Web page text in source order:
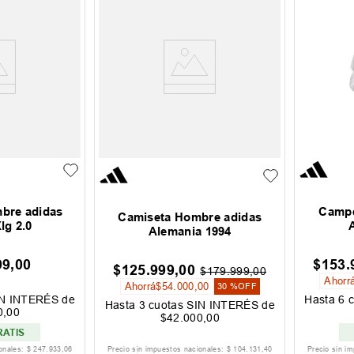
adidas
2.0
,00
INTERÉS de
,00
$ 247.933,06
Camiseta Hombre adidas
Alemania 1994
$125.999,00 $179.999,00
Ahorrá$54.000,00 30 %OFF
Hasta 3cuotas SIN INTERÉS de
$42.000,00
Precio sin impuestos nacionales: $ 104. 131,40
$153.
Hasta6
Precio sin